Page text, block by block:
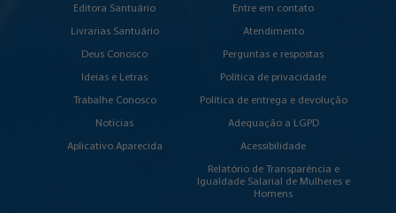
Editora Santuário
Livrarias Santuário
Deus Conosco
Ideias e Letras
Trabalhe Conosco
Notícias
Aplicativo Aparecida
Entre em contato
Atendimento
Perguntas e respostas
Política de privacidade
Política de entrega e devolução
Adequação a LGPD
Acessibilidade
Relatório de Transparência e
Igualdade Salarial de Mulheres e
Homens